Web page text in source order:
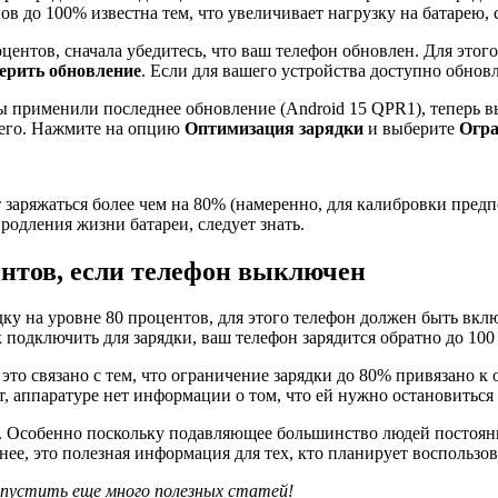
до 100% известна тем, что увеличивает нагрузку на
сначала убедитесь, что ваш телефон обновлен. Для
обновление. Если для вашего устройства доступно
последнее обновление (Android 15 QPR1), теперь
Нажмите на опцию Оптимизация зарядки и выберите
более чем на 80% (намеренно, для калибровки
жизни батареи, следует знать.
если телефон выключен
уровне 80 процентов, для этого телефон должен быть
для зарядки, ваш телефон зарядится обратно до
связано с тем, что ограничение зарядки до 80% привязано
аппаратуре нет информации о том, что ей нужно
Особенно поскольку подавляющее большинство людей
это полезная информация для тех, кто планирует
еще много полезных статей!